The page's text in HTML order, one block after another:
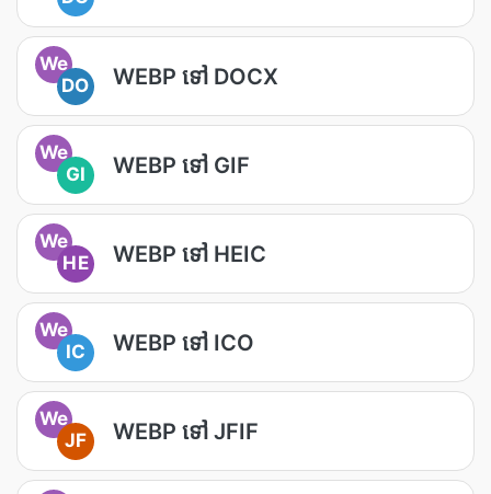
We
DO
WEBP ទៅ DOCX
We
GI
WEBP ទៅ GIF
We
HE
WEBP ទៅ HEIC
We
IC
WEBP ទៅ ICO
We
JF
WEBP ទៅ JFIF